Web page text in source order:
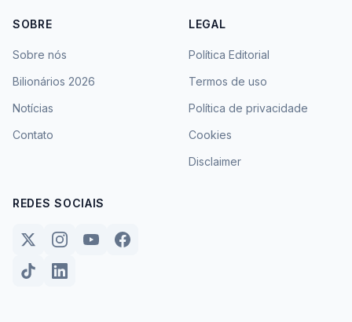
SOBRE
Sobre nós
Bilionários 2026
Notícias
Contato
LEGAL
Política Editorial
Termos de uso
Política de privacidade
Cookies
Disclaimer
REDES SOCIAIS